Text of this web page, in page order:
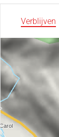
Verblijven